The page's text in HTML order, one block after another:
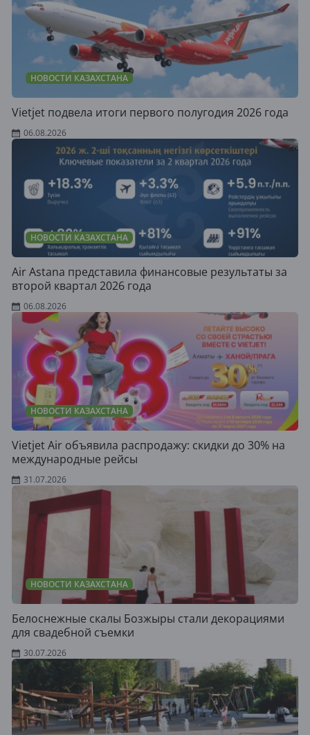
НОВОСТИ КАЗАХСТАНА
Vietjet подвела итоги первого полугодия 2026 года
06.08.2026
НОВОСТИ КАЗАХСТАНА
Air Astana представила финансовые результаты за
второй квартал 2026 года
06.08.2026
НОВОСТИ КАЗАХСТАНА
Vietjet Air объявила распродажу: скидки до 30% на
международные рейсы
31.07.2026
НОВОСТИ КАЗАХСТАНА
Белоснежные скалы Бозжыры стали декорациями
для свадебной съемки
30.07.2026